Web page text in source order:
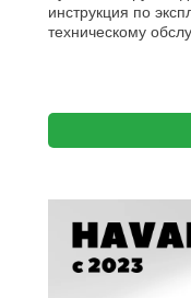
инструкция по
техническому